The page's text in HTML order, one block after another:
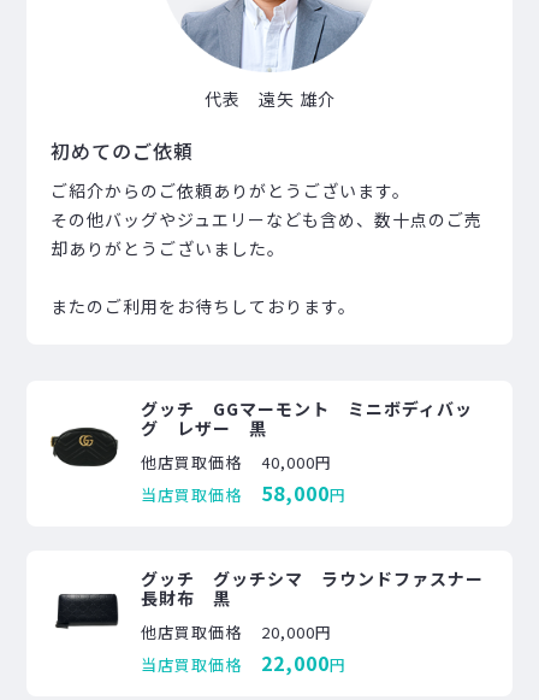
代表 遠矢 雄介
初めてのご依頼
ご紹介からのご依頼ありがとうございます。
その他バッグやジュエリーなども含め、数十点のご売
却ありがとうございました。
またのご利用をお待ちしております。
グッチ GGマーモント ミニボディバッ
グ レザー 黒
他店買取価格
40,000円
当店買取価格
58,000円
グッチ グッチシマ ラウンドファスナー
長財布 黒
他店買取価格
20,000円
当店買取価格
22,000円